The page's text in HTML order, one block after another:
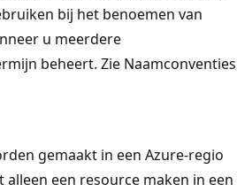
bij het benoemen van
u meerdere
beheert. Zie Naamconventies
gemaakt in een Azure-regio
een resource maken in een